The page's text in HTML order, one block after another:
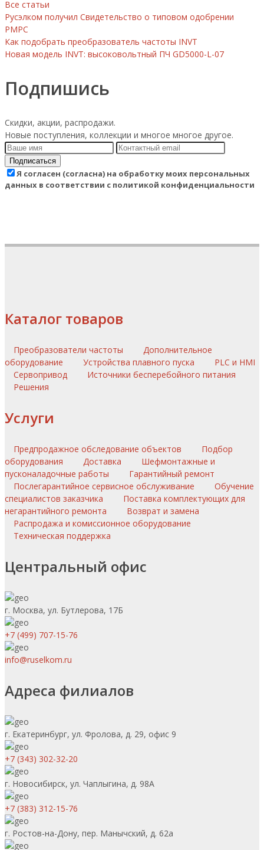
Все статьи
Русэлком получил Свидетельство о типовом одобрении
РМРС
Как подобрать преобразователь частоты INVT
Новая модель INVT: высоковольтный ПЧ GD5000-L-07
Подпишись
Скидки, акции, распродажи.
Новые поступления, коллекции и многое многое другое.
Подписаться
Я согласен (согласна) на обработку моих персональных
данных в соответствии с политикой конфиденциальности
Каталог товаров
Преобразователи частоты
Дополнительное
оборудование
Устройства плавного пуска
PLC и HMI
Сервопривод
Источники бесперебойного питания
Решения
Услуги
Предпродажное обследование объектов
Подбор
оборудования
Доставка
Шефмонтажные и
пусконаладочные работы
Гарантийный ремонт
Послегарантийное сервисное обслуживание
Обучение
специалистов заказчика
Поставка комплектующих для
негарантийного ремонта
Возврат и замена
Распродажа и комиссионное оборудование
Техническая поддержка
Центральный офис
г. Москва, ул. Бутлерова, 17Б
+7 (499) 707-15-76
info@ruselkom.ru
Адреса филиалов
г. Екатеринбург, ул. Фролова, д. 29, офис 9
+7 (343) 302-32-20
г. Новосибирск, ул. Чаплыгина, д. 98А
+7 (383) 312-15-76
г. Ростов-на-Дону, пер. Манычский, д. 62а